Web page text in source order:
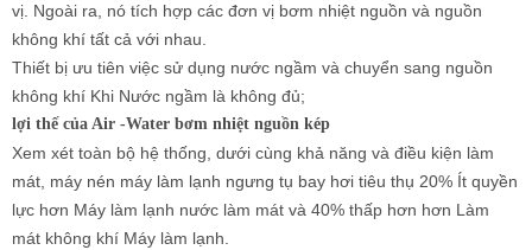
vị. Ngoài ra, nó tích hợp các đơn vị bơm nhiệt nguồn và nguồn
không khí tất cả với nhau.
Thiết bị ưu tiên việc sử dụng nước ngầm và chuyển sang nguồn
không khí Khi Nước ngầm là không đủ;
lợi thế của Air -Water bơm nhiệt nguồn kép
Xem xét toàn bộ hệ thống, dưới cùng khả năng và điều kiện làm
mát, máy nén máy làm lạnh ngưng tụ bay hơi tiêu thụ 20% Ít quyền
lực hơn Máy làm lạnh nước làm mát và 40% thấp hơn hơn Làm
mát không khí Máy làm lạnh.